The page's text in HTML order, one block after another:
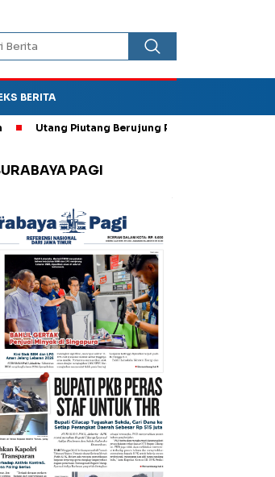
BERITA
Utang Piutang Berujung Penganiayaan, Oknum
PAGI